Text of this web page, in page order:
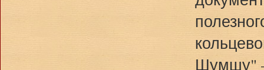
Шумшу"